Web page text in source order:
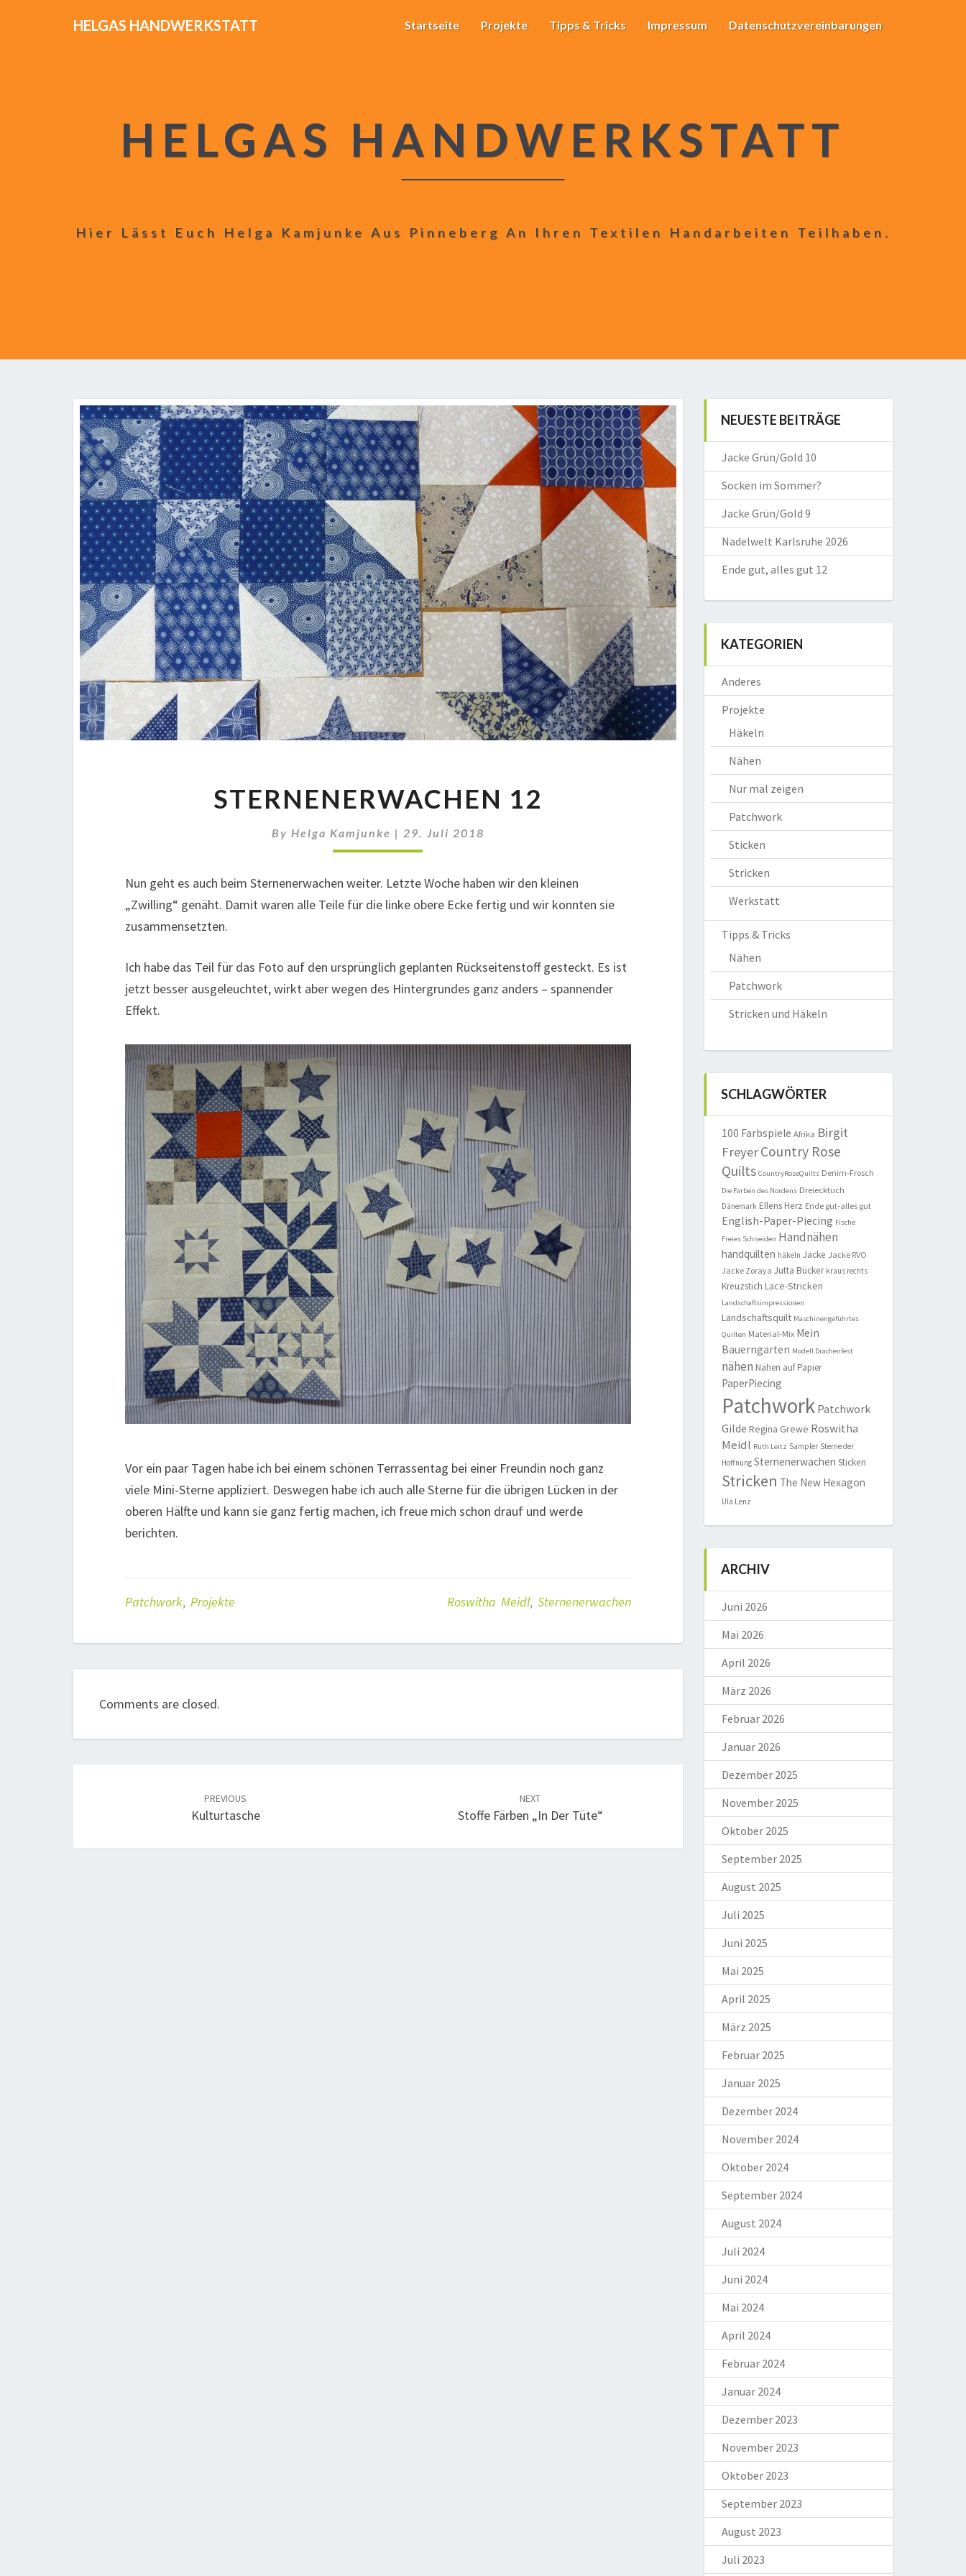
HELGAS HANDWERKSTATT Startseite Projekte Tipps & Tricks Impressum Datenschutzvereinbarungen
HELGAS HANDWERKSTATT
Hier Lässt Euch Helga Kamjunke Aus Pinneberg An Ihren Textilen Handarbeiten Teilhaben.
12
STERNENERWACHEN 12
By Helga Kamjunke | 29. Juli 2018
Nun geht es auch beim Sternenerwachen weiter. Letzte Woche haben wir den kleinen
„Zwilling“ genäht. Damit waren alle Teile für die linke obere Ecke fertig und wir konnten sie
zusammensetzten.
Ich habe das Teil für das Foto auf den ursprünglich geplanten Rückseitenstoff gesteckt. Es ist
jetzt besser ausgeleuchtet, wirkt aber wegen des Hintergrundes ganz anders – spannender
Effekt.
Vor ein paar Tagen habe ich bei einem schönen Terrassentag bei einer Freundin noch ganz
viele Mini-Sterne appliziert. Deswegen habe ich auch alle Sterne für die übrigen Lücken in der
oberen Hälfte und kann sie ganz fertig machen, ich freue mich schon drauf und werde
berichten.
Patchwork, Projekte Roswitha Meidl, Sternenerwachen
Comments are closed.
PREVIOUS
Kulturtasche
NEXT
Stoffe Färben „in Der Tüte“
NEUESTE BEITRÄGE
Jacke Grün/Gold 10
Socken im Sommer?
Jacke Grün/Gold 9
Nadelwelt Karlsruhe 2026
Ende gut, alles gut 12
KATEGORIEN
Anderes
Projekte
Häkeln
Nähen
Nur mal zeigen
Patchwork
Sticken
Stricken
Werkstatt
Tipps & Tricks
Nähen
Patchwork
Stricken und Häkeln
SCHLAGWÖRTER
100 Farbspiele Afrika Birgit
FreyerCountry Rose
Quilts CountryRoseQuilts Denim-Frosch
Die Farben des Nordens Dreiecktuch
Dänemark Ellens Herz Ende gut-alles gut
English-Paper-Piecing Fische
Freies Schneiden Handnähen
handquilten häkeln Jacke Jacke RVO
Jacke Zoraya Jutta Bücker kraus rechts
Kreuzstich Lace-Stricken
Landschaftsimpressionen
Landschaftsquilt Maschinengeführtes
Quilten Material-Mix Mein
Bauerngarten Modell Drachenfest
nähen Nähen auf Papier
PaperPiecing
Patchwork Patchwork
Gilde Regina Grewe Roswitha
Meidl Ruth Leitz Sampler Sterne der
Hoffnung Sternenerwachen Sticken
Stricken The New Hexagon
Ula Lenz
ARCHIV
Juni 2026
Mai 2026
April 2026
März 2026
Februar 2026
Januar 2026
Dezember 2025
November 2025
Oktober 2025
September 2025
August 2025
Juli 2025
Juni 2025
Mai 2025
April 2025
März 2025
Februar 2025
Januar 2025
Dezember 2024
November 2024
Oktober 2024
September 2024
August 2024
Juli 2024
Juni 2024
Mai 2024
April 2024
Februar 2024
Januar 2024
Dezember 2023
November 2023
Oktober 2023
September 2023
August 2023
Juli 2023